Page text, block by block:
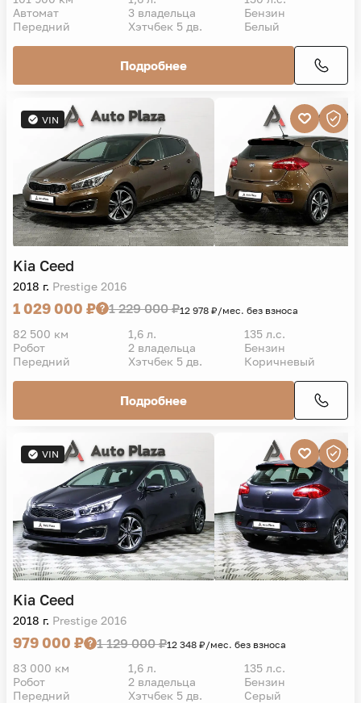
Автомат
3 владельца
Бензин
Передний
Хэтчбек 5 дв. Белый
Подробнее
VIN
Kia Ceed
2018 г. Prestige 2016
1 029 000 ₽ 1 229 000 ₽12 978 ₽/мес. без взноса
82 500 км 1,6 л.
135 л.с.
Робот
2 владельца
Бензин
Передний
Хэтчбек 5 дв. Коричневый
Подробнее
VIN
Kia Ceed
2018 г. Prestige 2016
979 000 ₽ 1 129 000 ₽12 348 ₽/мес. без взноса
83 000 км 1,6 л.
135 л.с.
Робот
2 владельца
Бензин
Передний
Хэтчбек 5 дв. Серый